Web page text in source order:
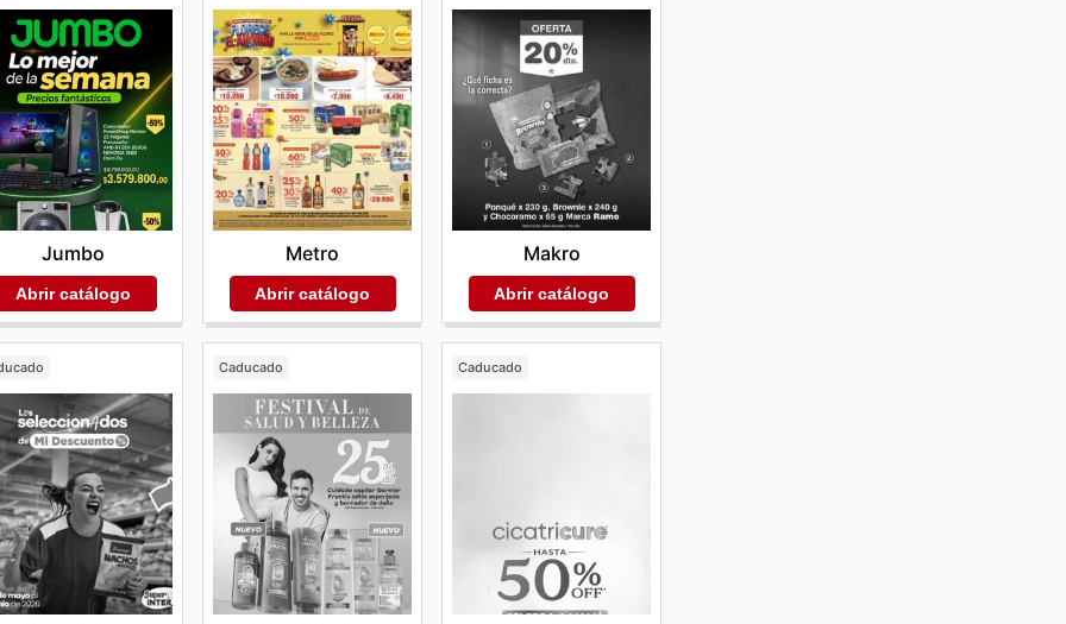
Jumbo
Abrir catálogo
Metro
Abrir catálogo
Makro
Abrir catálogo
Caducado Caducado